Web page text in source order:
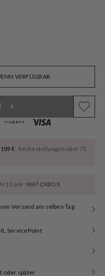
VERFÜGBAR
€
bei Bestellungen über 75
| Code:WATCHBOX
Versand am selben Tag
ServicePoint
oder später